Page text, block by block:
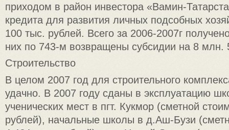
приходом в район инвестора «Вамин-
кредита для развития личных подсобных
100 тыс. рублей. Всего за 2006-2007г
них по 743-м возвращены субсидии на 8 млн.
Cтроительство
В целом 2007 год для строительного
удачно. В 2007 году сданы в эксплуатацию
ученических мест в пгт. Кукмор (сметной
рублей), начальные школы в д.Аш-Бузи